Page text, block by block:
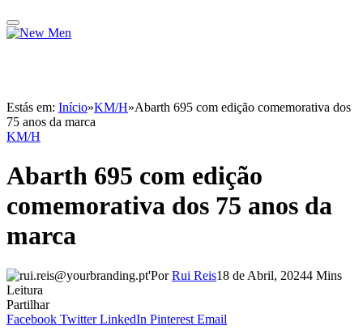
Estás em: Início»KM/H»Abarth 695 com edição comemorativa dos
75 anos da marca
KM/H
Abarth 695 com edição
comemorativa dos 75 anos da
marca
Por Rui Reis18 de Abril, 20244 Mins
Leitura
Partilhar
Facebook Twitter LinkedIn Pinterest Email